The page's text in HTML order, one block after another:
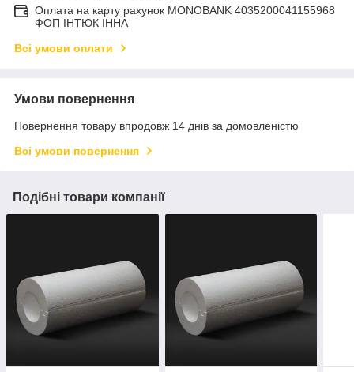
Оплата на карту рахунок MONOBANK 4035200041155968
ФОП ІНТЮК ІННА
Всі умови оплати
Умови повернення
Повернення товару впродовж 14 днів за домовленістю
Всі умови повернення
Подібні товари компанії